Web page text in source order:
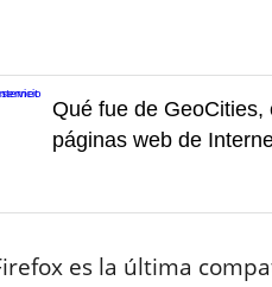
Qué fue de
páginas web de
es la última